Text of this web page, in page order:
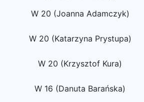
W 20 (Joanna Adamczyk)
W 20 (Katarzyna Prystupa)
W 20 (Krzysztof Kura)
W 16 (Danuta Barańska)